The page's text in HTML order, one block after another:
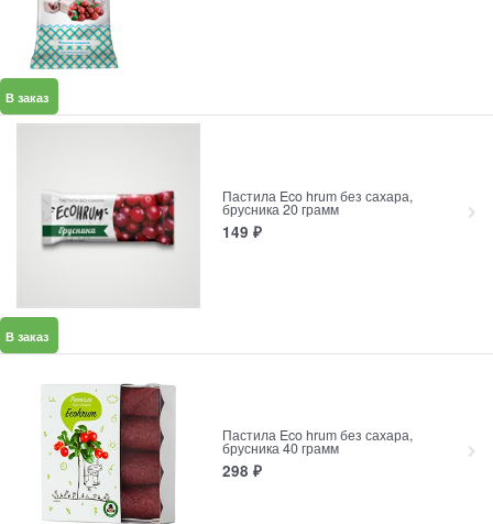
В заказ
Пастила Eco hrum без сахара,
брусника 20 грамм
149 ₽
В заказ
Пастила Eco hrum без сахара,
брусника 40 грамм
298 ₽